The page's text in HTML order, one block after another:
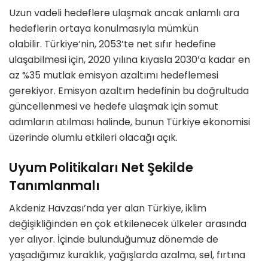
Uzun vadeli hedeflere ulaşmak ancak anlamlı ara
hedeflerin ortaya konulmasıyla mümkün
olabilir. Türkiye’nin, 2053’te net sıfır hedefine
ulaşabilmesi için, 2020 yılına kıyasla 2030’a kadar en
az %35 mutlak emisyon azaltımı hedeflemesi
gerekiyor. Emisyon azaltım hedefinin bu doğrultuda
güncellenmesi ve hedefe ulaşmak için somut
adımların atılması halinde, bunun Türkiye ekonomisi
üzerinde olumlu etkileri olacağı açık.
Uyum Politikaları Net Şekilde
Tanımlanmalı
Akdeniz Havzası’nda yer alan Türkiye, iklim
değişikliğinden en çok etkilenecek ülkeler arasında
yer alıyor. İçinde bulunduğumuz dönemde de
yaşadığımız kuraklık, yağışlarda azalma, sel, fırtına